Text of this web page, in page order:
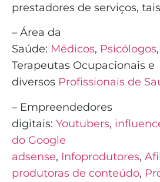
prestadores de serviços,
– Área da
Saúde: Médicos, Psicólogos,
Terapeutas Ocupacionais e
diversos Profissionais de
– Empreendedores
digitais: Youtubers,
do Google
adsense, Infoprodutores,
produtoras de conteúdo,